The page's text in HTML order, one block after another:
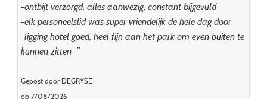
-ontbijt verzorgd, alles aanwezig, constant bijgevuld
-elk personeelslid was super vriendelijk de hele dag door
-ligging hotel goed, heel fijn aan het park om even buiten te
kunnen zitten ”
Gepost door DEGRYSE
op 7/08/2026